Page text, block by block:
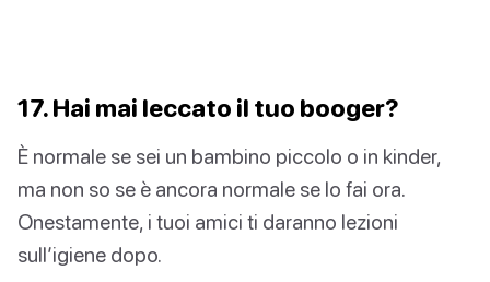
17. Hai mai leccato il tuo booger?
È normale se sei un bambino piccolo o in kinder,
ma non so se è ancora normale se lo fai ora.
Onestamente, i tuoi amici ti daranno lezioni
sull’igiene dopo.